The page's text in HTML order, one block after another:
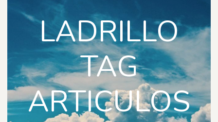
LADRILLO
TAG
ARTICULOS